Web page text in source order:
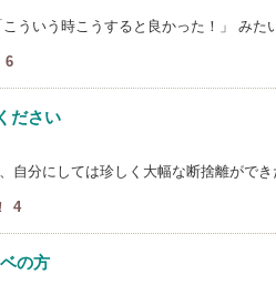
こういう時こうすると良かった！」 み
6
ださい
自分にしては珍しく大幅な断捨離がで
4
の方